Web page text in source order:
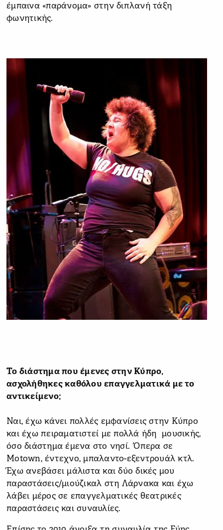
έμπαινα «παράνομα» στην διπλανή τάξη
φωνητικής.
Το διάστημα που έμενες στην Κύπρο,
ασχολήθηκες καθόλου επαγγελματικά με το
αντικείμενο;
Ναι, έχω κάνει πολλές εμφανίσεις στην Κύπρο
και έχω πειραματιστεί με πολλά ήδη μουσικής,
όσο διάστημα έμενα στο νησί. Όπερα σε
Motown, έντεχνο, μπαλαντο-εξεντρουάλ κτλ.
Έχω ανεβάσει μάλιστα και δύο δικές μου
παραστάσεις/μιούζικαλ στη Λάρνακα και έχω
λάβει μέρος σε επαγγελματικές θεατρικές
παραστάσεις και συναυλίες.